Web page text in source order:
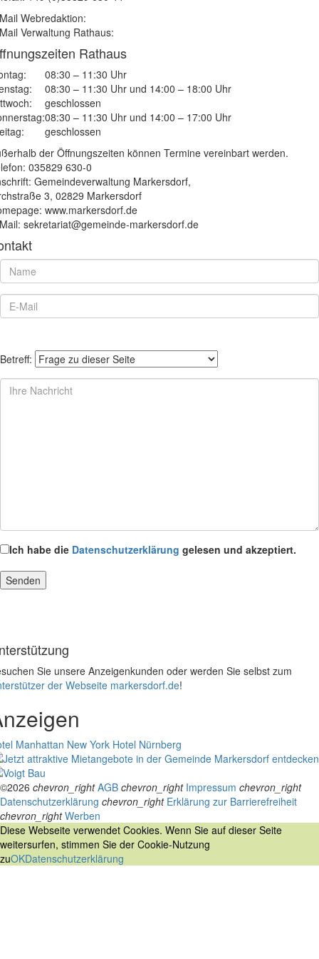
Webredaktion:
Verwaltung Rathaus:
Rathaus
08:30 – 11:30 Uhr
08:30 – 11:30 Uhr und 14:00 – 18:00 Uhr
geschlossen
08:30 – 11:30 Uhr und 14:00 – 17:00 Uhr
geschlossen
der Öffnungszeiten können Termine vereinbart werden.
035829 630-0
Gemeindeverwaltung Markersdorf,
3, 02829 Markersdorf
www.markersdorf.de
sekretariat@gemeinde-markersdorf.de
Betreff:
Ich habe die Datenschutzerklärung gelesen und akzeptiert.
Sie unsere Anzeigenkunden oder werden Sie selbst zum
der Webseite markersdorf.de!
Manhattan New York Hotel Nürnberg
©2026 chevron_right AGB chevron_right Impressum chevron_right
Datenschutzerklärung chevron_right Erklärung zur Barrierefreiheit
chevron_right Werben
Diese Webseite verwendet Cookies. Wenn Sie auf dieser Seite
weitersurfen, stimmen Sie der Cookie-Nutzung
zuOKDatenschutzerklärung